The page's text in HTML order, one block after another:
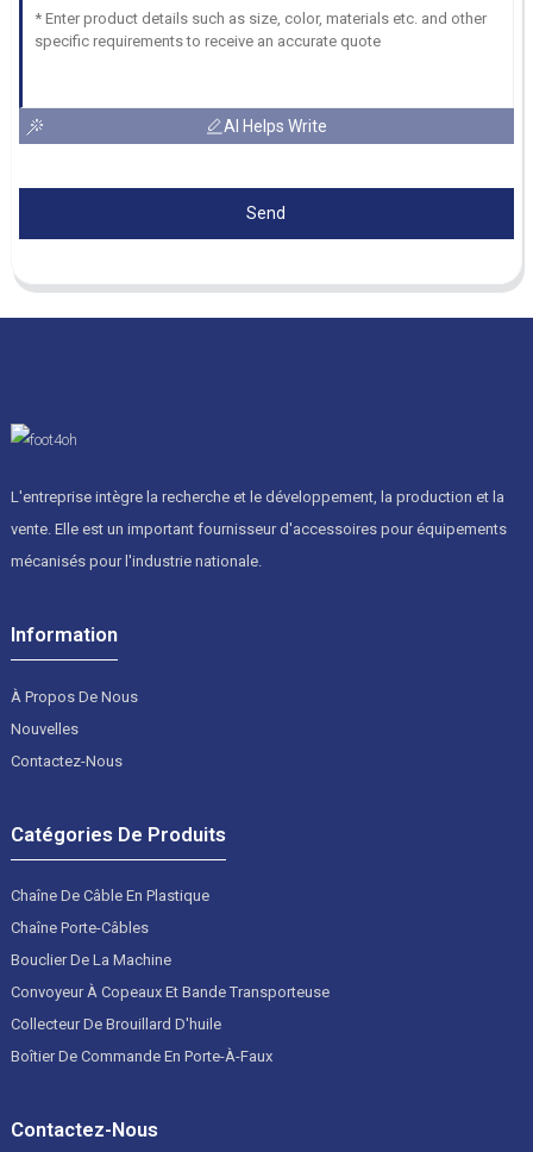
AI Helps Write
Send
L'entreprise intègre la recherche et le développement, la production et la
vente. Elle est un important fournisseur d'accessoires pour équipements
mécanisés pour l'industrie nationale.
Information
À Propos De Nous
Nouvelles
Contactez-Nous
Catégories De Produits
Chaîne De Câble En Plastique
Chaîne Porte-Câbles
Bouclier De La Machine
Convoyeur À Copeaux Et Bande Transporteuse
Collecteur De Brouillard D'huile
Boîtier De Commande En Porte-À-Faux
Contactez-Nous